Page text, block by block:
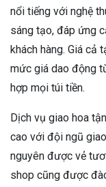
nổi tiếng với nghệ
sáng tạo, đáp ứng
khách hàng. Giá cả
mức giá dao động
hợp mọi túi tiền.
Dịch vụ giao hoa
cao với đội ngũ
nguyên được vẻ
shop cũng được